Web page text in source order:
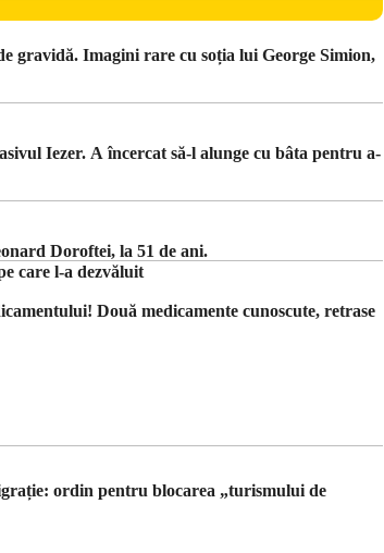
gravidă. Imagini rare cu soția lui George Simion,
Iezer. A încercat să-l alunge cu bâta pentru a-
Doroftei, la 51 de ani.
care l-a dezvăluit
Două medicamente cunoscute, retrase
ordin pentru blocarea „turismului de